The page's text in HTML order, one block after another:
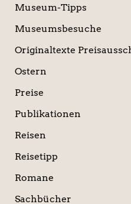
Museum-Tipps
Museumsbesuche
Originaltexte
Ostern
Preise
Publikationen
Reisen
Reisetipp
Romane
Sachbücher